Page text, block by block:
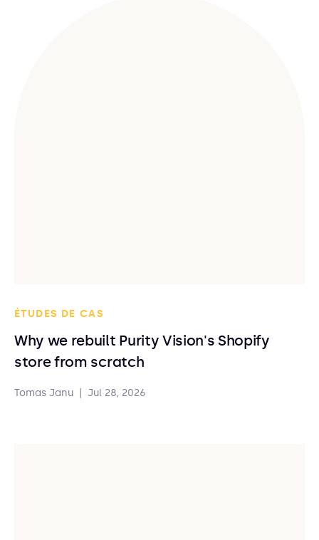
ÉTUDES DE CAS
Why we rebuilt Purity Vision's Shopify
store from scratch
Tomas Janu Jul 28, 2026